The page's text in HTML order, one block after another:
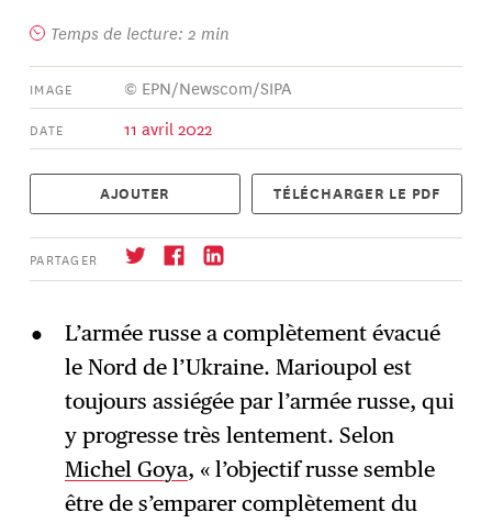
Temps de lecture: 2 min
IMAGE © EPN/Newscom/SIPA
DATE 11 avril 2022
AJOUTER TÉLÉCHARGER LE PDF
PARTAGER
→ S'abonner
L’armée russe a complètement évacué
le Nord de l’Ukraine. Marioupol est
toujours assiégée par l’armée russe, qui
y progresse très lentement. Selon
Michel Goya, « l’objectif russe semble
être de s’emparer complètement du